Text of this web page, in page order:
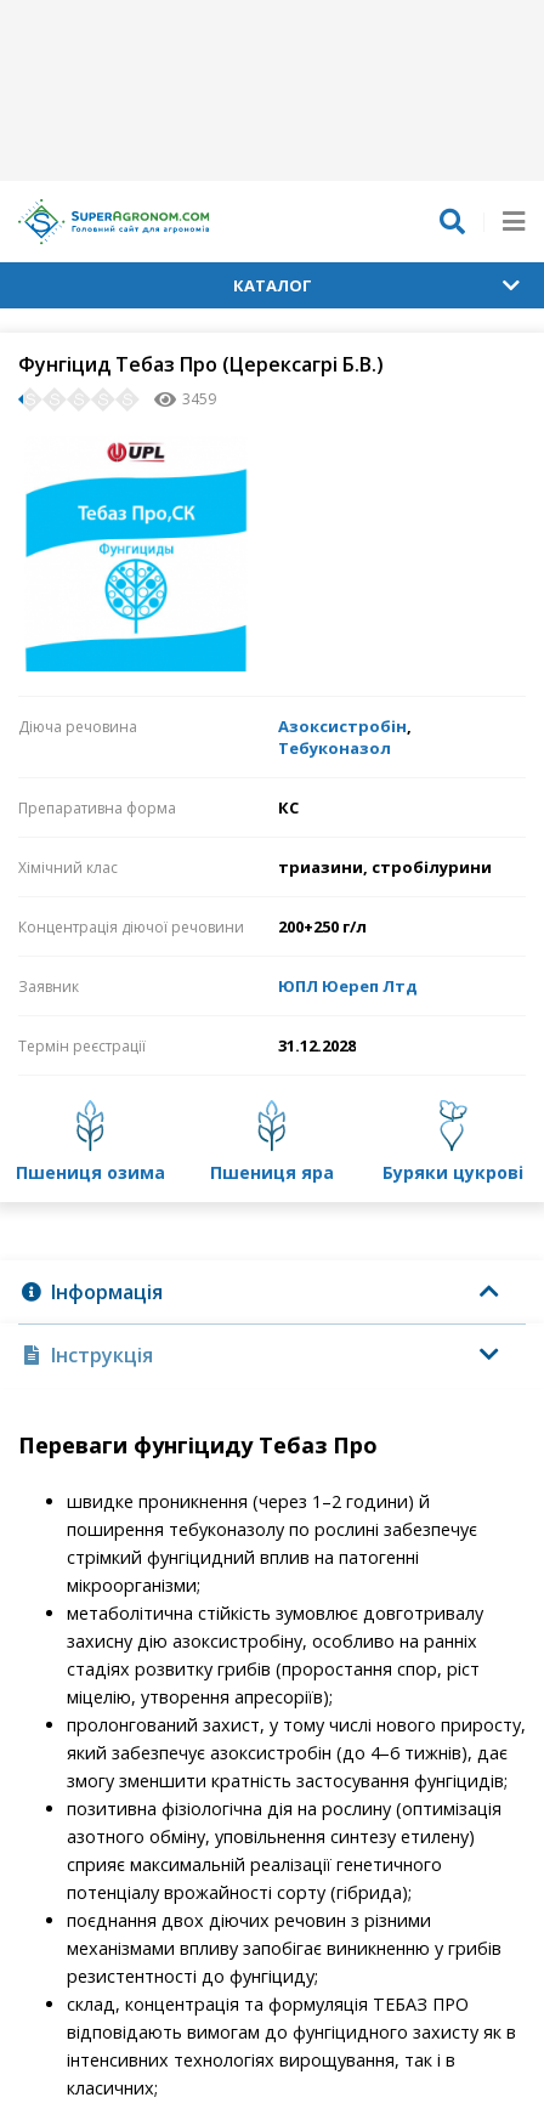
КАТАЛОГ
Фунгіцид Тебаз Про (Церексагрі Б.В.)
3459
Діюча речовина Азоксистробін,
Тебуконазол
Препаративна форма КС
Хімічний клас триазини, стробілурини
Концентрація діючої речовини 200+250 г/л
Заявник ЮПЛ Юереп Лтд
Термін реєстрації 31.12.2028
пшениця озима пшениця яра буряки цукрові
Інформація
Інструкція
Переваги фунгіциду Тебаз Про
швидке проникнення (через 1–2 години) й
поширення тебуконазолу по рослині забезпечує
стрімкий фунгіцидний вплив на патогенні
мікроорганізми;
метаболітична стійкість зумовлює довготривалу
захисну дію азоксистробіну, особливо на ранніх
стадіях розвитку грибів (проростання спор, ріст
міцелію, утворення апресоріїв);
пролонгований захист, у тому числі нового приросту,
який забезпечує азоксистробін (до 4–6 тижнів), дає
змогу зменшити кратність застосування фунгіцидів;
позитивна фізіологічна дія на рослину (оптимізація
азотного обміну, уповільнення синтезу етилену)
сприяє максимальній реалізації генетичного
потенціалу врожайності сорту (гібрида);
поєднання двох діючих речовин з різними
механізмами впливу запобігає виникненню у грибів
резистентності до фунгіциду;
склад, концентрація та формуляція ТЕБАЗ ПРО
відповідають вимогам до фунгіцидного захисту як в
інтенсивних технологіях вирощування, так і в
класичних;